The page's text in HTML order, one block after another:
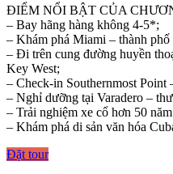
ĐIỂM NỔI BẬT CỦA
– Bay hãng hàng không 4-5*;
– Khám phá Miami – thành
– Đi trên cung đường huyền
Key West;
– Check-in Southernmost
– Nghỉ dưỡng tại Varadero –
– Trải nghiệm xe cổ hơn 50
– Khám phá di sản văn hóa
Đặt tour